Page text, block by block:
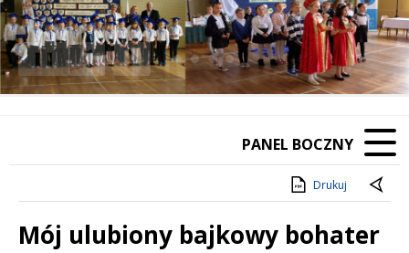
Poprzedni Element
Następny Element
❚❚
PANEL BOCZNY
Drukuj
Mój ulubiony bajkowy bohater